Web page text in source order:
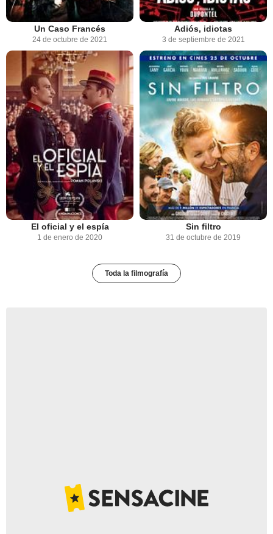
Un Caso Francés
24 de octubre de 2021
Adiós, idiotas
3 de septiembre de 2021
El oficial y el espía
1 de enero de 2020
Sin filtro
31 de octubre de 2019
Toda la filmografía